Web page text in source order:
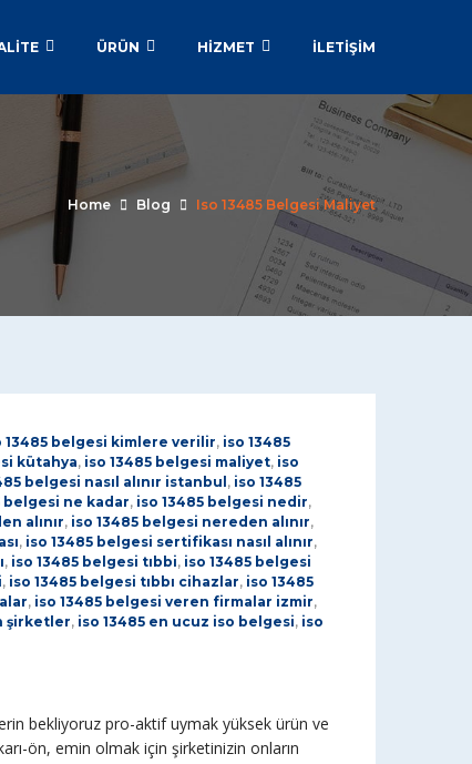
ÜRÜN HİZMET İLETIŞIM
Home Blog Iso 13485 Belgesi Maliyet
13485 belgesi kimlere verilir, iso 13485
kütahya, iso 13485 belgesi maliyet, iso
belgesi nasıl alınır istanbul , iso 13485
belgesi ne kadar, iso 13485 belgesi nedir,
alınır, iso 13485 belgesi nereden alınır,
, iso 13485 belgesi sertifikası nasıl alınır,
, iso 13485 belgesi tıbbi, iso 13485 belgesi
, iso 13485 belgesi tıbbı cihazlar, iso 13485
, iso 13485 belgesi veren firmalar izmir,
şirketler, iso 13485 en ucuz iso belgesi, iso
bekliyoruz pro-aktif uymak yüksek ürün ve
ön, emin olmak için şirketinizin onların